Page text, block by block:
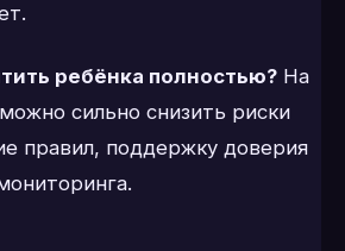
ребёнка полностью? На
сильно снизить риски
правил, поддержку доверия